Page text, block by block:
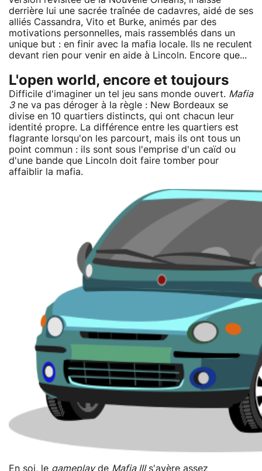
derrière lui une sacrée traînée de cadavres, aidé de ses
alliés Cassandra, Vito et Burke, animés par des
motivations personnelles, mais rassemblés dans un
unique but : en finir avec la mafia locale. Ils ne reculent
devant rien pour venir en aide à Lincoln. Encore que...
L'open world, encore et toujours
Difficile d'imaginer un tel jeu sans monde ouvert. Mafia
3ne va pas déroger à la règle : New Bordeaux se
divise en 10 quartiers distincts, qui ont chacun leur
identité propre. La différence entre les quartiers est
flagrante lorsqu'on les parcourt, mais ils ont tous un
point commun : ils sont sous l'emprise d'un caïd ou
d'une bande que Lincoln doit faire tomber pour
affaiblir la mafia.
En soi, le gameplayde Mafia IIIs'avère assez